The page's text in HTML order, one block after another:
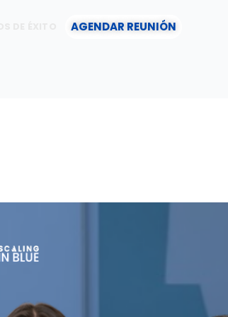
AGENDAR REUNIÓN